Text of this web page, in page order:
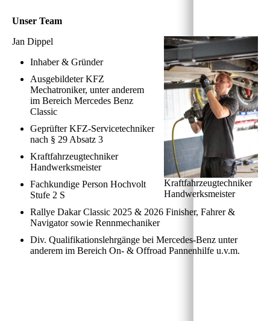
Unser Team
Kraftfahrzeugtechniker
Handwerksmeister
Jan Dippel
Inhaber & Gründer
Ausgebildeter KFZ
Mechatroniker, unter anderem
im Bereich Mercedes Benz
Classic
Geprüfter KFZ-Servicetechniker
nach § 29 Absatz 3
Kraftfahrzeugtechniker
Handwerksmeister
Fachkundige Person Hochvolt
Stufe 2 S
Rallye Dakar Classic 2025 & 2026 Finisher, Fahrer &
Navigator sowie Rennmechaniker
Div. Qualifikationslehrgänge bei Mercedes-Benz unter
anderem im Bereich On- & Offroad Pannenhilfe u.v.m.